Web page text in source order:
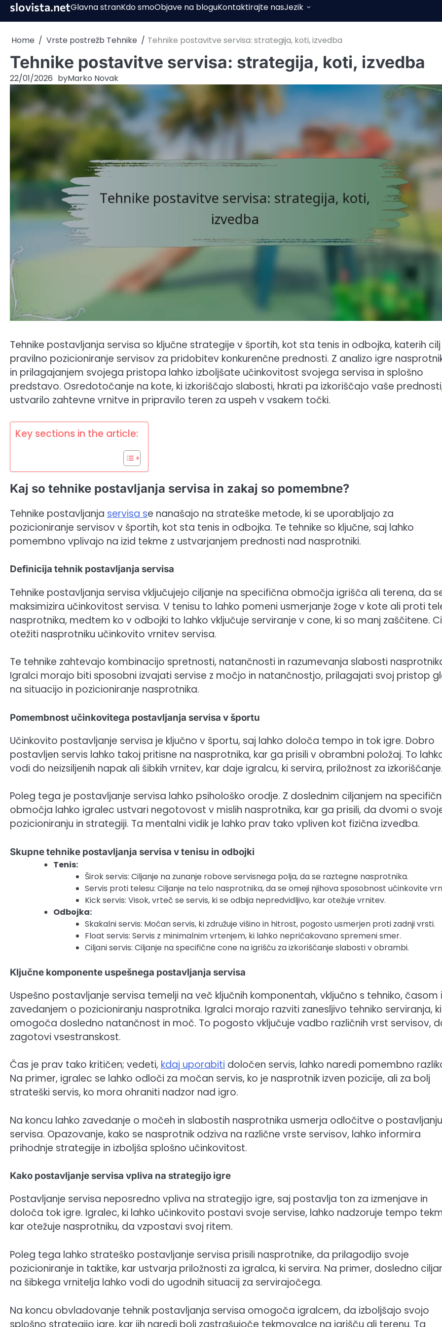
Skipslovista.netGlavna stranKdo smoObjave na bloguKontaktirajte nasJezik
Home Vrste postrežb Tehnike Tehnike postavitve servisa: strategija, koti, izvedba
Tehnike postavitve servisa: strategija, koti, izvedba
22/01/2026 byMarko Novak
Tehnike postavljanja servisa so ključne strategije v športih, kot sta tenis in odbojka, katerih cilj
pravilno pozicioniranje servisov za pridobitev konkurenčne prednosti. Z analizo igre
in prilagajanjem svojega pristopa lahko izboljšate učinkovitost svojega servisa in splošno
predstavo. Osredotočanje na kote, ki izkoriščajo slabosti, hkrati pa izkoriščajo vaše
ustvarilo zahtevne vrnitve in pripravilo teren za uspeh v vsakem točki.
Key sections in the article:
Kaj so tehnike postavljanja servisa in zakaj so pomembne?
Tehnike postavljanja servisa se nanašajo na strateške metode, ki se uporabljajo za
pozicioniranje servisov v športih, kot sta tenis in odbojka. Te tehnike so ključne, saj lahko
pomembno vplivajo na izid tekme z ustvarjanjem prednosti nad nasprotniki.
Definicija tehnik postavljanja servisa
Tehnike postavljanja servisa vključujejo ciljanje na specifična območja igrišča ali terena, da
maksimizira učinkovitost servisa. V tenisu to lahko pomeni usmerjanje žoge v kote ali proti
nasprotnika, medtem ko v odbojki to lahko vključuje serviranje v cone, ki so manj zaščitene.
otežiti nasprotniku učinkovito vrnitev servisa.
Te tehnike zahtevajo kombinacijo spretnosti, natančnosti in razumevanja slabosti
Igralci morajo biti sposobni izvajati servise z močjo in natančnostjo, prilagajati svoj pristop
na situacijo in pozicioniranje nasprotnika.
Pomembnost učinkovitega postavljanja servisa v športu
Učinkovito postavljanje servisa je ključno v športu, saj lahko določa tempo in tok igre. Dobro
postavljen servis lahko takoj pritisne na nasprotnika, kar ga prisili v obrambni položaj. To
vodi do neizsiljenih napak ali šibkih vrnitev, kar daje igralcu, ki servira, priložnost za izkoriščanje.
Poleg tega je postavljanje servisa lahko psihološko orodje. Z doslednim ciljanjem na
območja lahko igralec ustvari negotovost v mislih nasprotnika, kar ga prisili, da dvomi o
pozicioniranju in strategiji. Ta mentalni vidik je lahko prav tako vpliven kot fizična izvedba.
Skupne tehnike postavljanja servisa v tenisu in odbojki
Tenis:
Širok servis: Ciljanje na zunanje robove servisnega polja, da se raztegne nasprotnika.
Servis proti telesu: Ciljanje na telo nasprotnika, da se omeji njihova sposobnost učinkovite
Kick servis: Visok, vrteč se servis, ki se odbija nepredvidljivo, kar otežuje vrnitev.
Odbojka:
Skakalni servis: Močan servis, ki združuje višino in hitrost, pogosto usmerjen proti zadnji vrsti.
Float servis: Servis z minimalnim vrtenjem, ki lahko nepričakovano spremeni smer.
Ciljani servis: Ciljanje na specifične cone na igrišču za izkoriščanje slabosti v obrambi.
Ključne komponente uspešnega postavljanja servisa
Uspešno postavljanje servisa temelji na več ključnih komponentah, vključno s tehniko, časom
zavedanjem o pozicioniranju nasprotnika. Igralci morajo razviti zanesljivo tehniko serviranja, ki
omogoča dosledno natančnost in moč. To pogosto vključuje vadbo različnih vrst servisov,
zagotovi vsestranskost.
Čas je prav tako kritičen; vedeti, kdaj uporabiti določen servis, lahko naredi pomembno
Na primer, igralec se lahko odloči za močan servis, ko je nasprotnik izven pozicije, ali za bolj
strateški servis, ko mora ohraniti nadzor nad igro.
Na koncu lahko zavedanje o močeh in slabostih nasprotnika usmerja odločitve o postavljanju
servisa. Opazovanje, kako se nasprotnik odziva na različne vrste servisov, lahko informira
prihodnje strategije in izboljša splošno učinkovitost.
Kako postavljanje servisa vpliva na strategijo igre
Postavljanje servisa neposredno vpliva na strategijo igre, saj postavlja ton za izmenjave in
določa tok igre. Igralec, ki lahko učinkovito postavi svoje servise, lahko nadzoruje tempo
kar otežuje nasprotniku, da vzpostavi svoj ritem.
Poleg tega lahko strateško postavljanje servisa prisili nasprotnike, da prilagodijo svoje
pozicioniranje in taktike, kar ustvarja priložnosti za igralca, ki servira. Na primer, dosledno
na šibkega vrnitelja lahko vodi do ugodnih situacij za servirajočega.
Na koncu obvladovanje tehnik postavljanja servisa omogoča igralcem, da izboljšajo svojo
splošno strategijo igre, kar jih naredi bolj zastrašujoče tekmovalce na igrišču ali terenu. Ta